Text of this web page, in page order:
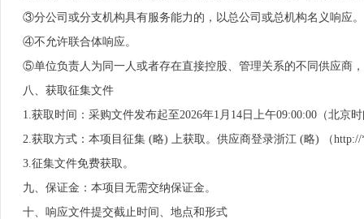
③分公司或分支机构具有服务能力的，以总公司或总机构名义响应
④不允许联合体响应。
⑤单位负责人为同一人或者存在直接控股、管理关系的不同供应商
八、获取征集文件
1.获取时间：采购文件发布起至2026年1月14日上午09:00:00（北京
2.获取方式：本项目征集 (略) 上获取。供应商登录浙江 (略) （
3.征集文件免费获取。
九、保证金：本项目无需交纳保证金。
十、响应文件提交截止时间、地点和形式